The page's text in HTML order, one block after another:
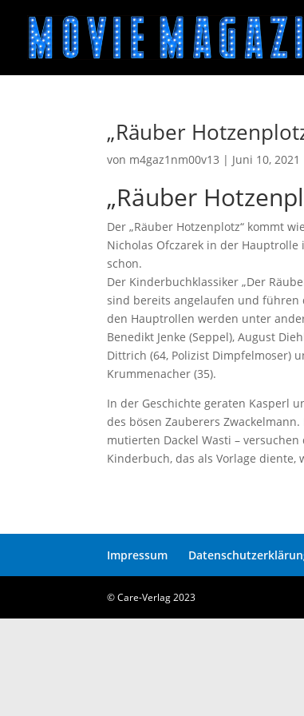
„Räuber
von m4gaz1nm00v13 | Juni 10, 2021
„Räuber
Der „Räuber Hotzenplotz“ kommt
Nicholas Ofczarek in der Hauptrolle
schon.
Der Kinderbuchklassiker „Der
sind bereits angelaufen und führen
den Hauptrollen werden unter
Benedikt Jenke (Seppel), August
Dittrich (64, Polizist Dimpfelmoser)
Krummenacher (35).
In der Geschichte geraten Kasperl
des bösen Zauberers
mutierten Dackel Wasti –
Kinderbuch, das als Vorlage
Impressum
© Care-Verlag 2023